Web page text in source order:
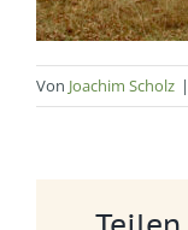
Von Joachim Scholz |